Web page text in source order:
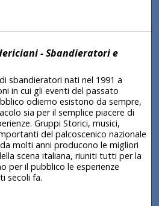
- Sbandieratori e
sbandieratori nati nel 1991 a
in cui gli eventi del passato
odierno esistono da sempre,
sia per il semplice piacere di
Gruppi Storici, musici,
del palcoscenico nazionale
molti anni producono le migliori
scena italiana, riuniti tutti per la
per il pubblico le esperienze
secoli fa.